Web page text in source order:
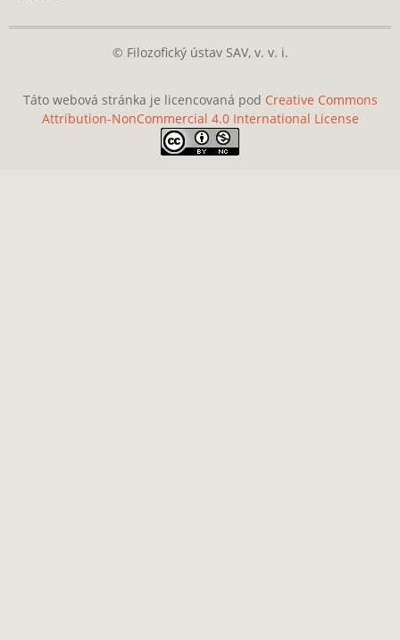
© Filozofický ústav SAV, v. v. i.
Táto webová stránka je licencovaná pod Creative Commons
Attribution-NonCommercial 4.0 International License